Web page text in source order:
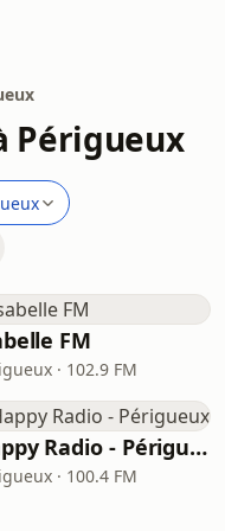
Périgueux
FM
· 102.9 FM
Happy Radio - Périgueux
· 100.4 FM